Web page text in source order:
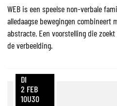
WEB is een speelse non-verbale
alledaagse bewegingen combineert
abstracte. Een voorstelling die
de verbeelding.
DI
2 FEB
10U30